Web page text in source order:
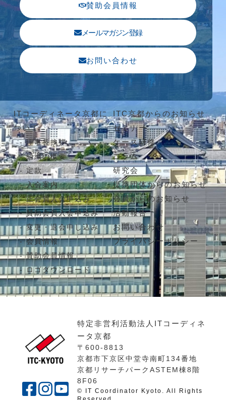
賛助会員情報
メールマガジン登録
お問い合わせ
ITコーディネータ京都に
ついて
理事長挨拶
組織の概要
定款
入会案内
正会員入会申込み
賛助会員入会申込み
変更・退会申し込み
会員情報
賛助会員情報
ロゴダウンロード
ITC京都からのお知らせ
セミナー
ケース研修
コラム
研究会
提携団体からのお知らせ
会員からのお知らせ
活動報告
お問い合わせ
プライバシーポリシー
特定非営利活動法人ITコーディネ
ータ京都
〒600-8813
京都市下京区中堂寺南町134番地
京都リサーチパークASTEM棟8階
8F06
© IT Coordinator Kyoto. All Rights